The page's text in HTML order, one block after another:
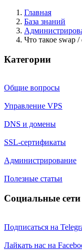
Главная
База знаний
Что такое swap
Категории
Общие вопросы
Управление VPS
DNS и домены
SSL-сертификаты
Администрирование
Полезные статьи
Социальные сети
Подписаться на
Лайкать нас на